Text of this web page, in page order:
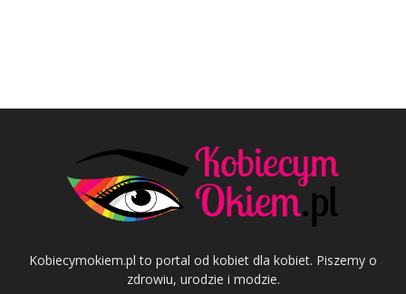
Kobiecymokiem.pl to portal od kobiet dla kobiet. Piszemy o
zdrowiu, urodzie i modzie.